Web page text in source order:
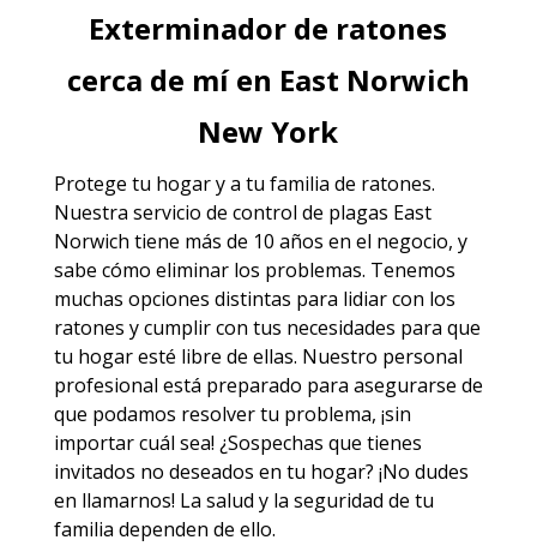
Exterminador de ratones
cerca de mí en East Norwich
New York
Protege tu hogar y a tu familia de ratones.
Nuestra servicio de control de plagas East
Norwich tiene más de 10 años en el negocio, y
sabe cómo eliminar los problemas. Tenemos
muchas opciones distintas para lidiar con los
ratones y cumplir con tus necesidades para que
tu hogar esté libre de ellas. Nuestro personal
profesional está preparado para asegurarse de
que podamos resolver tu problema, ¡sin
importar cuál sea! ¿Sospechas que tienes
invitados no deseados en tu hogar? ¡No dudes
en llamarnos! La salud y la seguridad de tu
familia dependen de ello.